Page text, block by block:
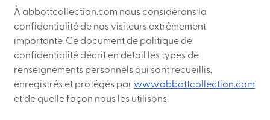
À abbottcollection.com nous considérons la
confidentialité de nos visiteurs extrêmement
importante. Ce document de politique de
confidentialité décrit en détail les types de
renseignements personnels qui sont recueillis,
enregistrés et protégés parwww.abbottcollection.com
et de quelle façon nous les utilisons.